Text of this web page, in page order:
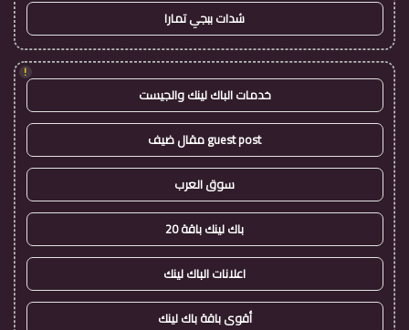
شدات ببجي تمارا
!
خدمات الباك لينك والجيست
guest post مقال ضيف
سوق العرب
باك لينك باقة 20
اعلانات الباك لينك
أقوى باقة باك لينك